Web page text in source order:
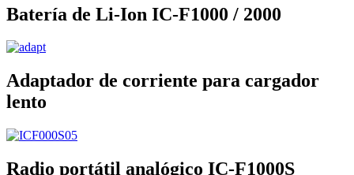
Batería de Li-Ion IC-F1000 / 2000
Adaptador de corriente para cargador
lento
Radio portátil analógico IC-F1000S